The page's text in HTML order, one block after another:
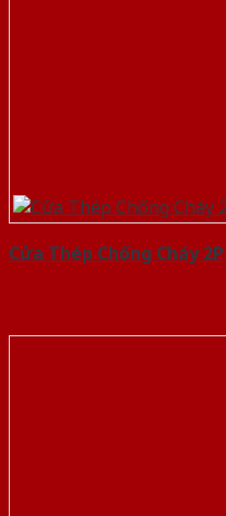
Cửa Thép Chống Cháy